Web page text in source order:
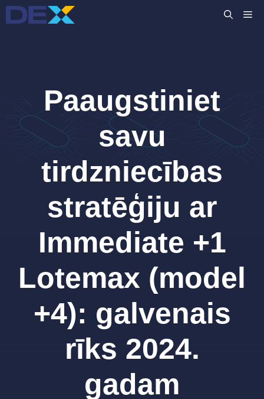
Skip
to
Paaugstiniet
savu
tirdzniecības
stratēģiju ar
Immediate +1
Lotemax (model
+4): galvenais
rīks 2024.
gadam